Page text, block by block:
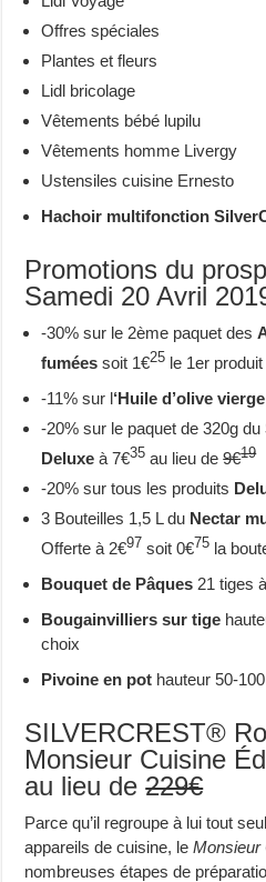
Offres spéciales
Plantes et fleurs
Lidl bricolage
Vêtements bébé lupilu
Vêtements homme Livergy
Ustensiles cuisine Ernesto
Hachoir multifonction
Promotions du
Samedi 20 Avril
-30% sur le 2ème paquet des
fumées soit 1€25 le 1er
-11% sur l‘Huile d’olive
-20% sur le paquet de 320g du
Deluxe à 7€35 au lieu de9€19
-20% sur tous les produits
3 Bouteilles 1,5 L du Nectar
Offerte à 2€97 soit 0€75 la
Bouquet de Pâques 21 tiges
Bougainvilliers sur tige
choix
Pivoine en pot hauteur 50-
SILVERCREST®
Monsieur Cuisine
au lieu de229€
Parce qu’il regroupe à lui tout
appareils de cuisine, leMonsieur
nombreuses étapes de